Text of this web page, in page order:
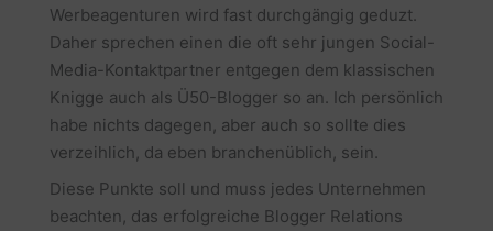
Werbeagenturen wird fast durchgängig geduzt.
Daher sprechen einen die oft sehr jungen Social-
Media-Kontaktpartner entgegen dem klassischen
Knigge auch als Ü50-Blogger so an. Ich persönlich
habe nichts dagegen, aber auch so sollte dies
verzeihlich, da eben branchenüblich, sein.
Diese Punkte soll und muss jedes Unternehmen
beachten, das erfolgreiche Blogger Relations